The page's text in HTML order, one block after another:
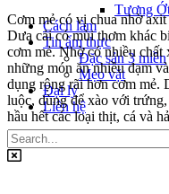
Tương
Cách làm
Tin ẩm thực
Đặc sản 3 miền
Mẹo vặt
Đại lý
Liên hệ
Cơm mẻ có vị chua nhờ
Dưa cải có mùi thơm khác
cơm mẻ. Nhờ có nhiều
những món ăn nhiều đạm
dụng rộng rãi hơn cơm mẻ.
luộc, dùng để xào với
hầu hết các loại thịt, cá và
Thay cơm mẻ